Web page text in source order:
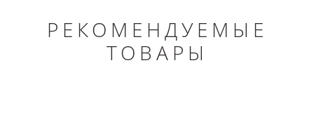
РЕКОМЕНДУЕМЫЕ
ТОВАРЫ